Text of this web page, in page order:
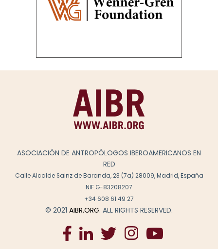
ASOCIACIÓN DE ANTROPÓLOGOS IBEROAMERICANOS EN
RED
Calle Alcalde Sainz de Baranda, 23 (7a) 28009, Madrid, España
NIF.G-83208207
+34 608 61 49 27
© 2021 AIBR.ORG. ALL RIGHTS RESERVED.